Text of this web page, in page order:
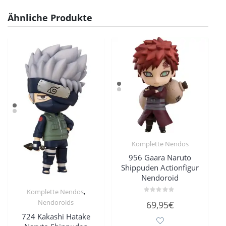
Ähnliche Produkte
Komplette Nendos,
Nendoroids
724 Kakashi Hatake
Komplette Nendos
956 Gaara Naruto
Shippuden Actionfigur
Nendoroid
mit
69,95€